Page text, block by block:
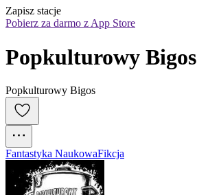
Zapisz stacje
Pobierz za darmo z App Store
Popkulturowy Bigos
Popkulturowy Bigos
Fantastyka NaukowaFikcja